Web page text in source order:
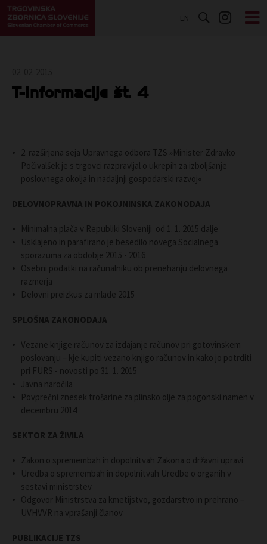
EN
T-Informacije št. 4
2. razširjena seja Upravnega odbora TZS »Minister Zdravko
Počivalšek je s trgovci razpravljal o ukrepih za izboljšanje
poslovnega okolja in nadaljnji gospodarski razvoj«
DELOVNOPRAVNA IN POKOJNINSKA ZAKONODAJA
Minimalna plača v Republiki Sloveniji od 1. 1. 2015 dalje
Usklajeno in parafirano je besedilo novega Socialnega
sporazuma za obdobje 2015 - 2016
Osebni podatki na računalniku ob prenehanju delovnega
razmerja
Delovni preizkus za mlade 2015
SPLOŠNA ZAKONODAJA
Vezane knjige računov za izdajanje računov pri gotovinskem
poslovanju – kje kupiti vezano knjigo računov in kako jo potrditi
pri FURS - novosti po 31. 1. 2015
Javna naročila
Povprečni znesek trošarine za plinsko olje za pogonski namen v
decembru 2014
SEKTOR ZA ŽIVILA
Zakon o spremembah in dopolnitvah Zakona o državni upravi
Uredba o spremembah in dopolnitvah Uredbe o organih v
sestavi ministrstev
Odgovor Ministrstva za kmetijstvo, gozdarstvo in prehrano –
UVHVVR na vprašanji članov
PUBLIKACIJE TZS